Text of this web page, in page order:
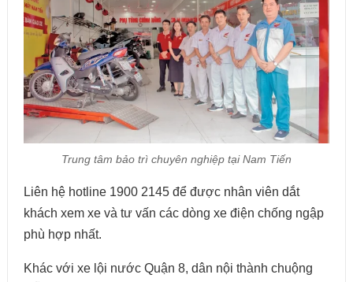
Trung tâm bảo trì chuyên nghiệp tại Nam Tiến
Liên hệ hotline 1900 2145 để được nhân viên dắt
khách xem xe và tư vấn các dòng xe điện chống ngập
phù hợp nhất.
Khác với xe lội nước Quận 8, dân nội thành chuộng